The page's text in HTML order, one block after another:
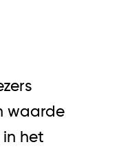
waarde
het